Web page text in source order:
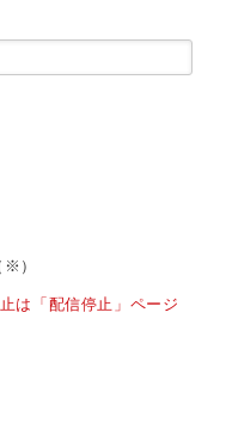
※）
は「配信停止」ページ